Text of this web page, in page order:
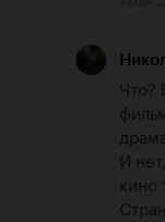
Что?
И
кино